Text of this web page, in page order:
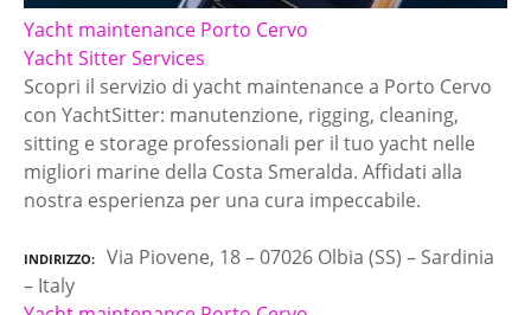
Yacht maintenance Porto Cervo
Yacht Sitter Services
Scopri il servizio di yacht maintenance a Porto Cervo
con YachtSitter: manutenzione, rigging, cleaning,
sitting e storage professionali per il tuo yacht nelle
migliori marine della Costa Smeralda. Affidati alla
nostra esperienza per una cura impeccabile.
INDIRIZZO
Via Piovene, 18 – 07026 Olbia (SS) – Sardinia
– Italy